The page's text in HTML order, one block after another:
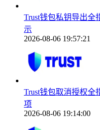
Trust钱包私钥导出全
示
2026-08-06 19:57:21
Trust钱包取消授权全
项
2026-08-06 19:14:00